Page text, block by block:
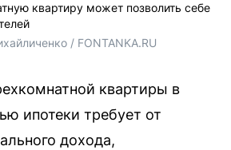
квартиру может позволить себе
/ FONTANKA.RU
квартиры в
ипотеки требует от
дохода,